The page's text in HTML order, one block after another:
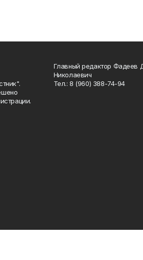
Главный редактор Фадеев
Николаевич
Тел.: 8 (960) 388-74-94